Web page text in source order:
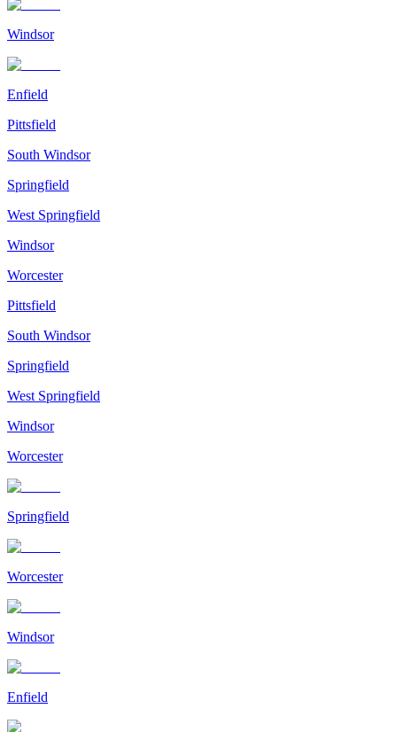
Windsor
Enfield
Pittsfield
South Windsor
Springfield
West Springfield
Windsor
Worcester
Pittsfield
South Windsor
Springfield
West Springfield
Windsor
Worcester
Springfield
Worcester
Windsor
Enfield